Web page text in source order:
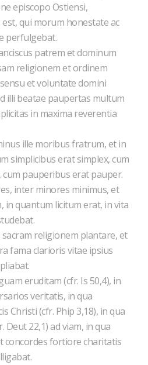
episcopo Ostiensi,
qui morum honestate ac
perfulgebat.
patrem et dominum
religionem et ordinem
et voluntate domini
illi beatae paupertas multum
in maxima reverentia
ille moribus fratrum, et in
simplicibus erat simplex, cum
pauperibus erat pauper.
inter minores minimus, et
in quantum licitum erat, in vita
religionem plantare, et
fama clarioris vitae ipsius
eruditam (cfr. Is 50,4), in
veritatis, in qua
Christi (cfr. Phip 3,18), in qua
Deut 22,1) ad viam, in qua
concordes fortiore charitatis